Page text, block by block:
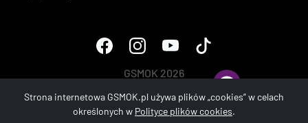
GSMOK 2026
Strona internetowa GSMOK.pl używa plików „cookies” w celach
określonych w Polityce plików cookies.